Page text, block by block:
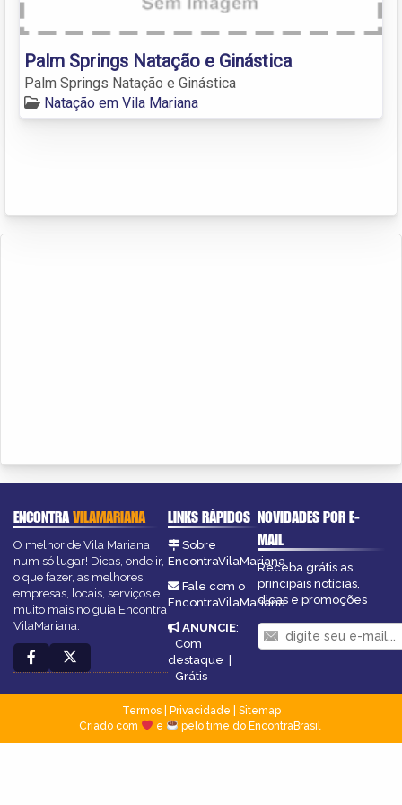
Palm Springs Natação e Ginástica
Palm Springs Natação e Ginástica
Natação em Vila Mariana
ENCONTRAVILAMARIANA
O melhor de Vila Mariana
num só lugar! Dicas, onde ir,
o que fazer, as melhores
empresas, locais, serviços e
muito mais no guia Encontra
VilaMariana.
LINKS RÁPIDOS
Sobre
EncontraVilaMariana
Fale com o
EncontraVilaMariana
ANUNCIE:
Com
destaque |
Grátis
NOVIDADES POR E-
MAIL
Receba grátis as
principais notícias,
dicas e promoções
Termos| Privacidade
Sitemap
Criado com
e pelo time do EncontraBrasil